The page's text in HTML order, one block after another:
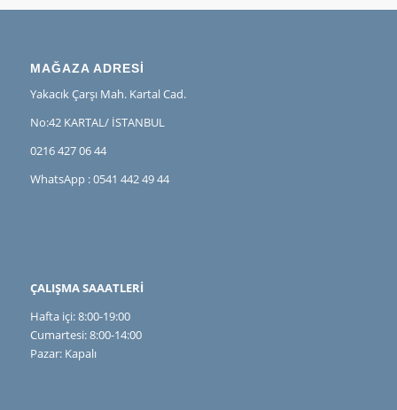
MAĞAZA ADRESİ
Yakacık Çarşı Mah. Kartal Cad.
No:42 KARTAL/ İSTANBUL
0216 427 06 44
WhatsApp : 0541 442 49 44
ÇALIŞMA SAAATLERİ
Hafta içi: 8:00-19:00
Cumartesi: 8:00-14:00
Pazar: Kapalı